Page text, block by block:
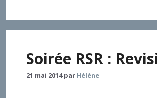
Soirée RSR :
21 mai 2014 par Hélène